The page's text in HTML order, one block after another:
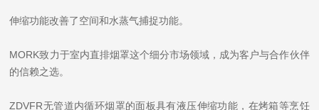
伸缩功能改善了空间和水蒸气捕捉功能。
MORK致力于室内直排烟罩这个细分市场领域，成为客户与合作伙伴
的信赖之选。
ZDVFR无管道内循环烟罩的面板具有液压伸缩功能，在烤箱等烹饪